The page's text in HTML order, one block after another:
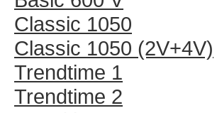
Classic 1050
Classic 1050 (2V+4V)
Trendtime 1
Trendtime 2